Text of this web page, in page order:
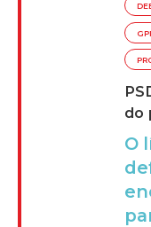
do
O